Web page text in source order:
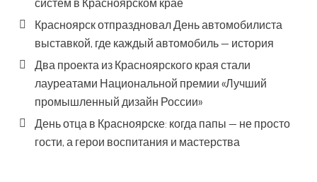
систем в Красноярском крае
Красноярск отпраздновал День автомобилиста
выставкой, где каждый автомобиль — история
Два проекта из Красноярского края стали
лауреатами Национальной премии «Лучший
промышленный дизайн России»
День отца в Красноярске: когда папы — не просто
гости, а герои воспитания и мастерства